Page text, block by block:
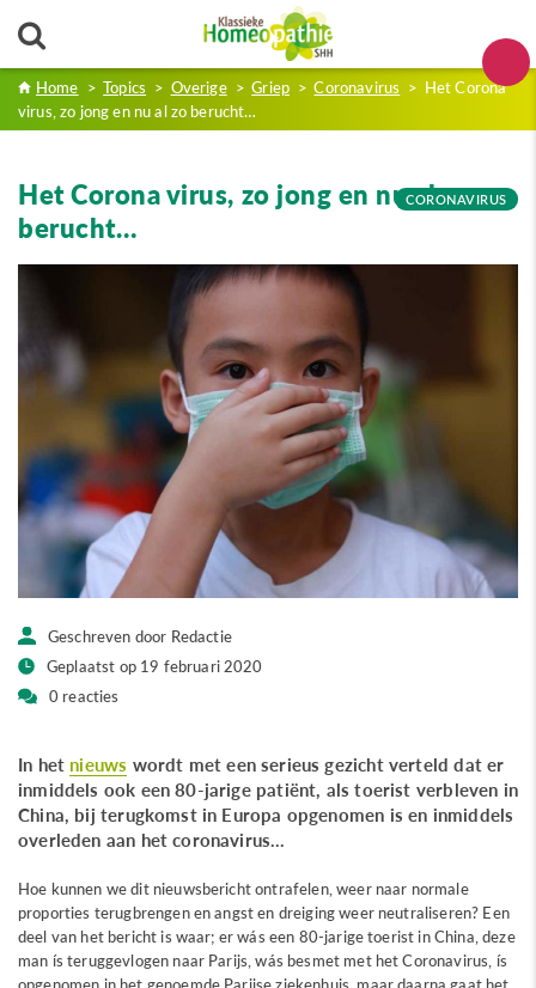
Home > Topics > Overige > Griep > Coronavirus > Het Corona
virus, zo jong en nu al zo berucht…
Het Corona virus, zo jong en nu al zo
berucht…
CORONAVIRUS
Geschreven door Redactie
Geplaatst op 19 februari 2020
0 reacties
In het nieuws wordt met een serieus gezicht verteld dat er
inmiddels ook een 80-jarige patiënt, als toerist verbleven in
China, bij terugkomst in Europa opgenomen is en inmiddels
overleden aan het coronavirus…
Hoe kunnen we dit nieuwsbericht ontrafelen, weer naar normale
proporties terugbrengen en angst en dreiging weer neutraliseren? Een
deel van het bericht is waar; er wás een 80-jarige toerist in China, deze
man ís teruggevlogen naar Parijs, wás besmet met het Coronavirus, ís
opgenomen in het genoemde Parijse ziekenhuis, maar daarna gaat het